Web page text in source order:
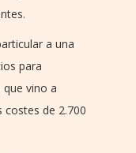
a una
para
vino a
costes de 2.700